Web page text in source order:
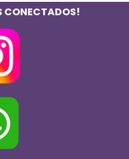
CONECTADOS!